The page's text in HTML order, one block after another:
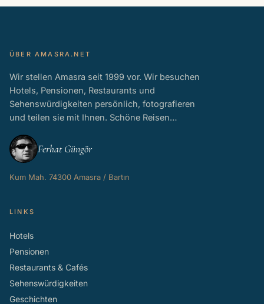
ÜBER AMASRA.NET
Wir stellen Amasra seit 1999 vor. Wir besuchen
Hotels, Pensionen, Restaurants und
Sehenswürdigkeiten persönlich, fotografieren
und teilen sie mit Ihnen. Schöne Reisen…
Ferhat Güngör
Kum Mah. 74300 Amasra / Bartın
LINKS
Hotels
Pensionen
Restaurants & Cafés
Sehenswürdigkeiten
Geschichten